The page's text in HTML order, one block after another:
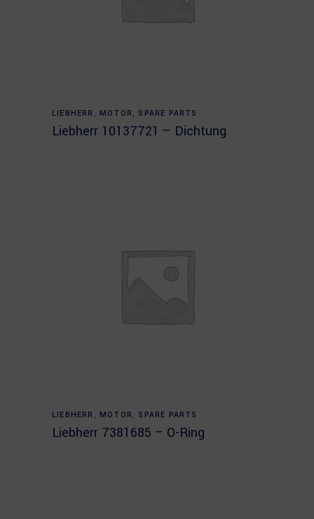
Read more
LIEBHERR , MOTOR , SPARE PARTS
Liebherr 10137721 – Dichtung
Read more
LIEBHERR , MOTOR , SPARE PARTS
Liebherr 7381685 – O-Ring